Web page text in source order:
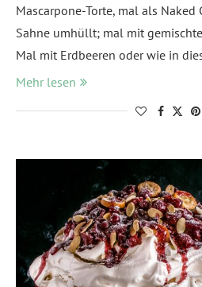
Mascarpone-Torte, mal als
Sahne umhüllt; mal mit
Mal mit Erdbeeren oder wie in
Mehr lesen